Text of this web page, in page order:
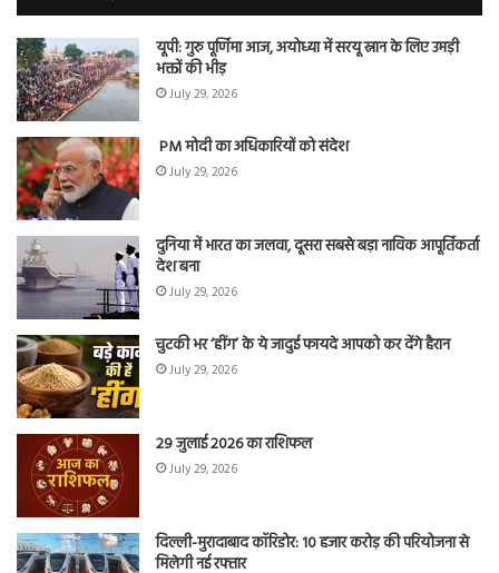
यूपी: गुरु पूर्णिमा आज, अयोध्या में सरयू स्नान के लिए उमड़ी
भक्तों की भीड़
July 29, 2026
PM मोदी का अधिकारियों को संदेश
July 29, 2026
दुनिया में भारत का जलवा, दूसरा सबसे बड़ा नाविक आपूर्तिकर्ता
देश बना
July 29, 2026
चुटकी भर ‘हींग’ के ये जादुई फायदे आपको कर देंगे हैरान
July 29, 2026
29 जुलाई 2026 का राशिफल
July 29, 2026
दिल्ली-मुरादाबाद कॉरिडोर: 10 हजार करोड़ की परियोजना से
मिलेगी नई रफ्तार